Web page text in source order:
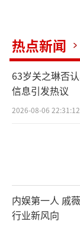
甜蜜。汪峰
败告终，不
热点新闻
63岁关之琳否
信息引发热议
2026-08-06 22:31:12
内娱第一人 戚
行业新风向